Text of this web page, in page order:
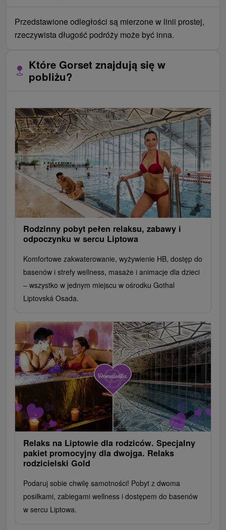
Przedstawione odległości są mierzone w linii prostej,
rzeczywista długość podróży może być inna.
Które Gorset znajdują się w
pobliżu?
Rodzinny pobyt pełen relaksu, zabawy i
odpoczynku w sercu Liptowa
Komfortowe zakwaterowanie, wyżywienie HB, dostęp do
basenów i strefy wellness, masaże i animacje dla dzieci
– wszystko w jednym miejscu w ośrodku Gothal
Liptovská Osada.
Relaks na Liptowie dla rodziców. Specjalny
pakiet promocyjny dla dwojga. Relaks
rodzicielski Gold
Podaruj sobie chwilę samotności! Pobyt z dwoma
posiłkami, zabiegami wellness i dostępem do basenów
w sercu Liptowa.